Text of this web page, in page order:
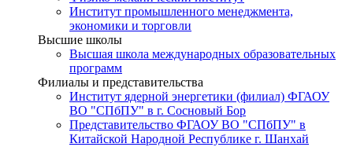
Институт промышленного менеджмента,
экономики и торговли
Высшие школы
Высшая школа международных образовательных
программ
Филиалы и представительства
Институт ядерной энергетики (филиал) ФГАОУ
ВО "СПбПУ" в г. Сосновый Бор
Представительство ФГАОУ ВО "СПбПУ" в
Китайской Народной Республике г. Шанхай